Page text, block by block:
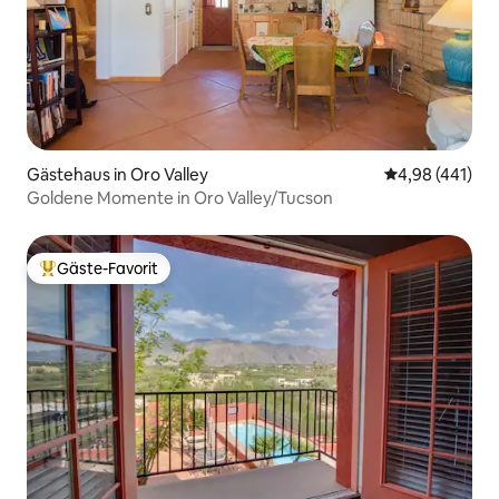
Gästehaus in Oro Valley
4,98 (441)
Goldene Momente in Oro Valley/Tucson
Beliebter Gäste-Favorit.
Gäste-Favorit